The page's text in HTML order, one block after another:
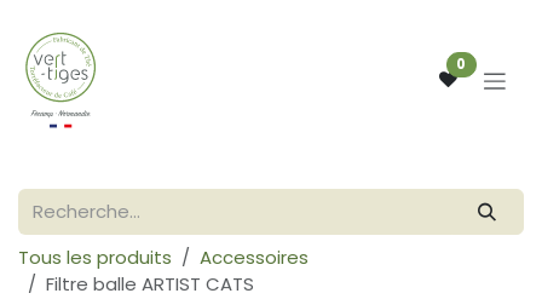
0
Tous les produits
Accessoires
Filtre balle ARTIST CATS